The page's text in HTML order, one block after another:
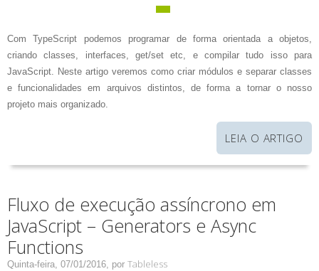
Com TypeScript podemos programar de forma orientada a objetos,
criando classes, interfaces, get/set etc, e compilar tudo isso para
JavaScript. Neste artigo veremos como criar módulos e separar classes
e funcionalidades em arquivos distintos, de forma a tornar o nosso
projeto mais organizado.
LEIA O ARTIGO
Fluxo de execução assíncrono em
JavaScript – Generators e Async
Functions
Quinta-feira, 07/01/2016, por Tableless